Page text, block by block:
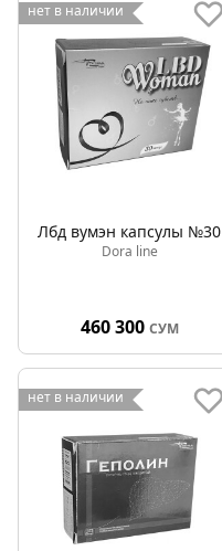
нет в наличии
Лбд вумэн капсулы №30
Dora line
460 300 СУМ
нет в наличии